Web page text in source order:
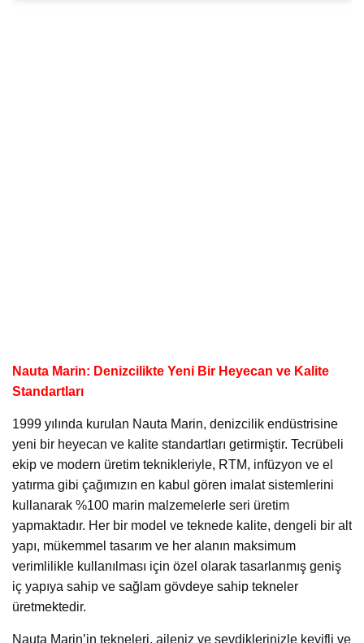
Nauta Marin: Denizcilikte Yeni Bir Heyecan ve Kalite
Standartları
1999 yılında kurulan Nauta Marin, denizcilik endüstrisine
yeni bir heyecan ve kalite standartları getirmiştir. Tecrübeli
ekip ve modern üretim teknikleriyle, RTM, infüzyon ve el
yatırma gibi çağımızın en kabul gören imalat sistemlerini
kullanarak %100 marin malzemelerle seri üretim
yapmaktadır. Her bir model ve teknede kalite, dengeli bir alt
yapı, mükemmel tasarım ve her alanın maksimum
verimlilikle kullanılması için özel olarak tasarlanmış geniş
iç yapıya sahip ve sağlam gövdeye sahip tekneler
üretmektedir.
Nauta Marin’in tekneleri, aileniz ve sevdiklerinizle keyifli ve